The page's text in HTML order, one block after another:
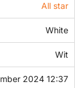
All star
White
Wit
2024 12:37